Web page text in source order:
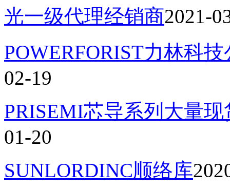
光一级代理经销商2021-
POWERFORIST力林科
02-19
PRISEMI芯导系列大量
01-20
SUNLORDINC顺络库